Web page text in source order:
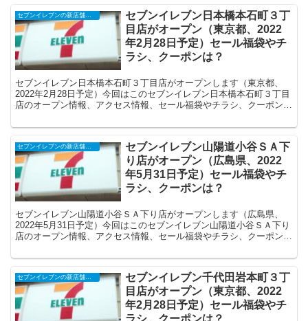
セブンイレブンの新店舗開店予定・オープンセール（福袋）、クーポンなど
セブンイレブン日本橋本石町３丁
目店がオープン（東京都、2022
年2月28日予定）セール福袋やチ
ラシ、クーポンは？
セブンイレブン日本橋本石町３丁目店がオープンします（東京都、
2022年2月28日予定）今回はこのセブンイレブン日本橋本石町３丁目
店のオープン情報、アクセス情報、セール福袋やチラシ、クーポンな
セブンイレブン山陽道小谷ＳＡ下
り店がオープン（広島県、2022
年5月31日予定）セール福袋やチ
ラシ、クーポンは？
セブンイレブン山陽道小谷ＳＡ下り店がオープンします（広島県、
2022年5月31日予定）今回はこのセブンイレブン山陽道小谷ＳＡ下り
店のオープン情報、アクセス情報、セール福袋やチラシ、クーポンな
セブンイレブンの新店舗開店予定・オープンセール（福袋）、クーポンなど
セブンイレブン千代田岩本町３丁
目店がオープン（東京都、2022
年2月28日予定）セール福袋やチ
ラシ、クーポンは？